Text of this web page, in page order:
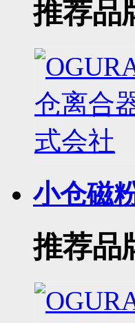
推荐品
小仓磁
推荐品